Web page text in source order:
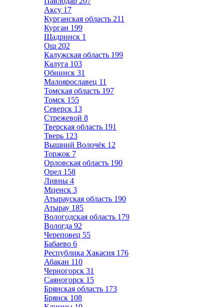
Аксу 17
Курганская область 211
Курган 199
Шадринск 1
Ош 202
Калужская область 199
Калуга 103
Обнинск 31
Малоярославец 11
Томская область 197
Томск 155
Северск 13
Стрежевой 8
Тверская область 191
Тверь 123
Вышний Волочёк 12
Торжок 7
Орловская область 190
Орел 158
Ливны 4
Мценск 3
Атырауская область 190
Атырау 185
Вологодская область 179
Вологда 92
Череповец 55
Бабаево 6
Республика Хакасия 176
Абакан 110
Черногорск 31
Саяногорск 15
Брянская область 173
Брянск 108